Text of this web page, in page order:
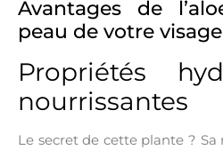
Avantages de
peau de votre visage
Propriétés
nourrissantes
Le secret de cette plante ?